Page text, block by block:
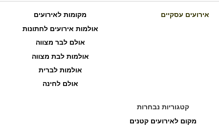
אירועים עסקיים
מקומות לאירועים
אולמות אירועים לחתונות
אולם לבר מצווה
אולמות לבת מצווה
אולמות לברית
אולם לחינה
קטגוריות נבחרות
מקום לאירועים קטנים